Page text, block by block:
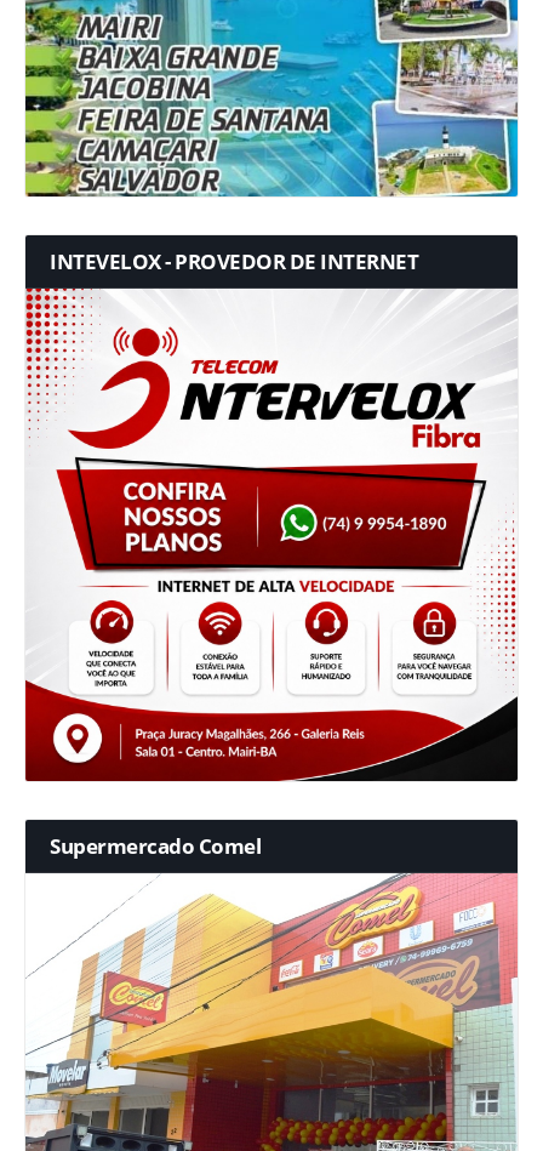
INTEVELOX - PROVEDOR DE INTERNET
Supermercado Comel